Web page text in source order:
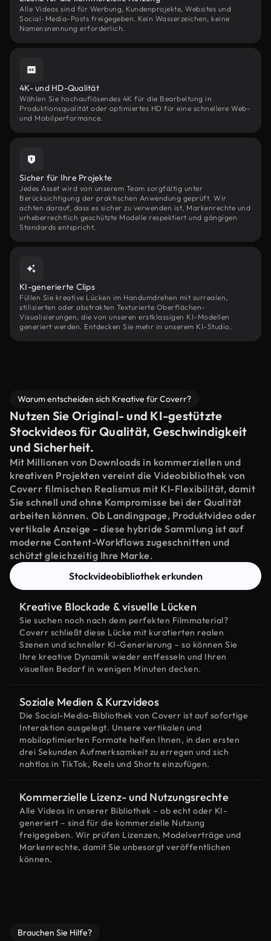
Alle Videos sind für Werbung, Kundenprojekte, Websites und
Social-Media-Posts freigegeben. Kein Wasserzeichen, keine
Namensnennung erforderlich.
4K- und HD-Qualität
Wählen Sie hochauflösendes 4K für die Bearbeitung in
Produktionsqualität oder optimiertes HD für eine schnellere Web-
und Mobilperformance.
Sicher für Ihre Projekte
Jedes Asset wird von unserem Team sorgfältig unter
Berücksichtigung der praktischen Anwendung geprüft. Wir
achten darauf, dass es sicher zu verwenden ist, Markenrechte und
urheberrechtlich geschützte Modelle respektiert und gängigen
Standards entspricht.
KI-generierte Clips
Füllen Sie kreative Lücken im Handumdrehen mit surrealen,
stilisierten oder abstrakten Texturierte Oberflächen-
Visualisierungen, die von unseren erstklassigen KI-Modellen
generiert werden. Entdecken Sie mehr in unserem KI-Studio.
Warum entscheiden sich Kreative für Coverr?
Nutzen Sie Original- und KI-gestützte
Stockvideos für Qualität, Geschwindigkeit
und Sicherheit.
Mit Millionen von Downloads in kommerziellen und
kreativen Projekten vereint die Videobibliothek von
Coverr filmischen Realismus mit KI-Flexibilität, damit
Sie schnell und ohne Kompromisse bei der Qualität
arbeiten können. Ob Landingpage, Produktvideo oder
vertikale Anzeige – diese hybride Sammlung ist auf
moderne Content-Workflows zugeschnitten und
schützt gleichzeitig Ihre Marke.
Stockvideobibliothek erkunden
Kreative Blockade & visuelle Lücken
Sie suchen noch nach dem perfekten Filmmaterial?
Coverr schließt diese Lücke mit kuratierten realen
Szenen und schneller KI-Generierung – so können Sie
Ihre kreative Dynamik wieder entfesseln und Ihren
visuellen Bedarf in wenigen Minuten decken.
Soziale Medien & Kurzvideos
Die Social-Media-Bibliothek von Coverr ist auf sofortige
Interaktion ausgelegt. Unsere vertikalen und
mobiloptimierten Formate helfen Ihnen, in den ersten
drei Sekunden Aufmerksamkeit zu erregen und sich
nahtlos in TikTok, Reels und Shorts einzufügen.
Kommerzielle Lizenz- und Nutzungsrechte
Alle Videos in unserer Bibliothek – ob echt oder KI-
generiert – sind für die kommerzielle Nutzung
freigegeben. Wir prüfen Lizenzen, Modelverträge und
Markenrechte, damit Sie unbesorgt veröffentlichen
können.
Brauchen Sie Hilfe?